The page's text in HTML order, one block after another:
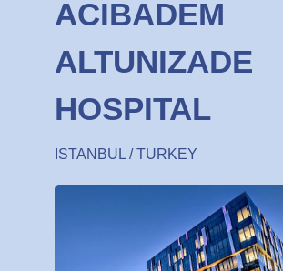
ACIBADEM
ALTUNIZADE
HOSPITAL
ISTANBUL / TURKEY